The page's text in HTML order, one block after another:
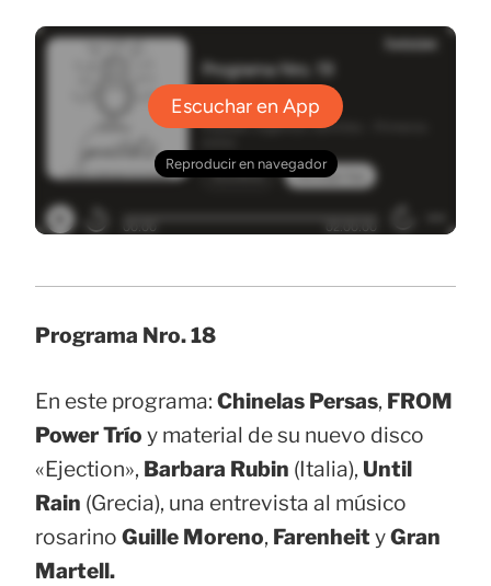
Programa Nro. 18
En este programa: Chinelas Persas, FROM
Power Trío y material de su nuevo disco
«Ejection», Barbara Rubin (Italia), Until
Rain (Grecia), una entrevista al músico
rosarino Guille Moreno, Farenheit yGran
Martell.